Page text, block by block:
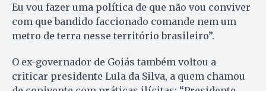
Eu vou fazer uma política de que não vou conviver
com que bandido faccionado comande nem um
metro de terra nesse território brasileiro”.
O ex-governador de Goiás também voltou a
criticar presidente Lula da Silva, a quem chamou